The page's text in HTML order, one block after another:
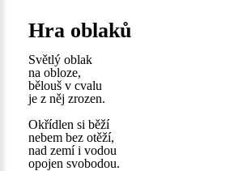
Hra oblaků
Světlý oblak
na obloze,
bělouš v cvalu
je z něj zrozen.
Okřídlen si běží
nebem bez otěží,
nad zemí i vodou
opojen svobodou.